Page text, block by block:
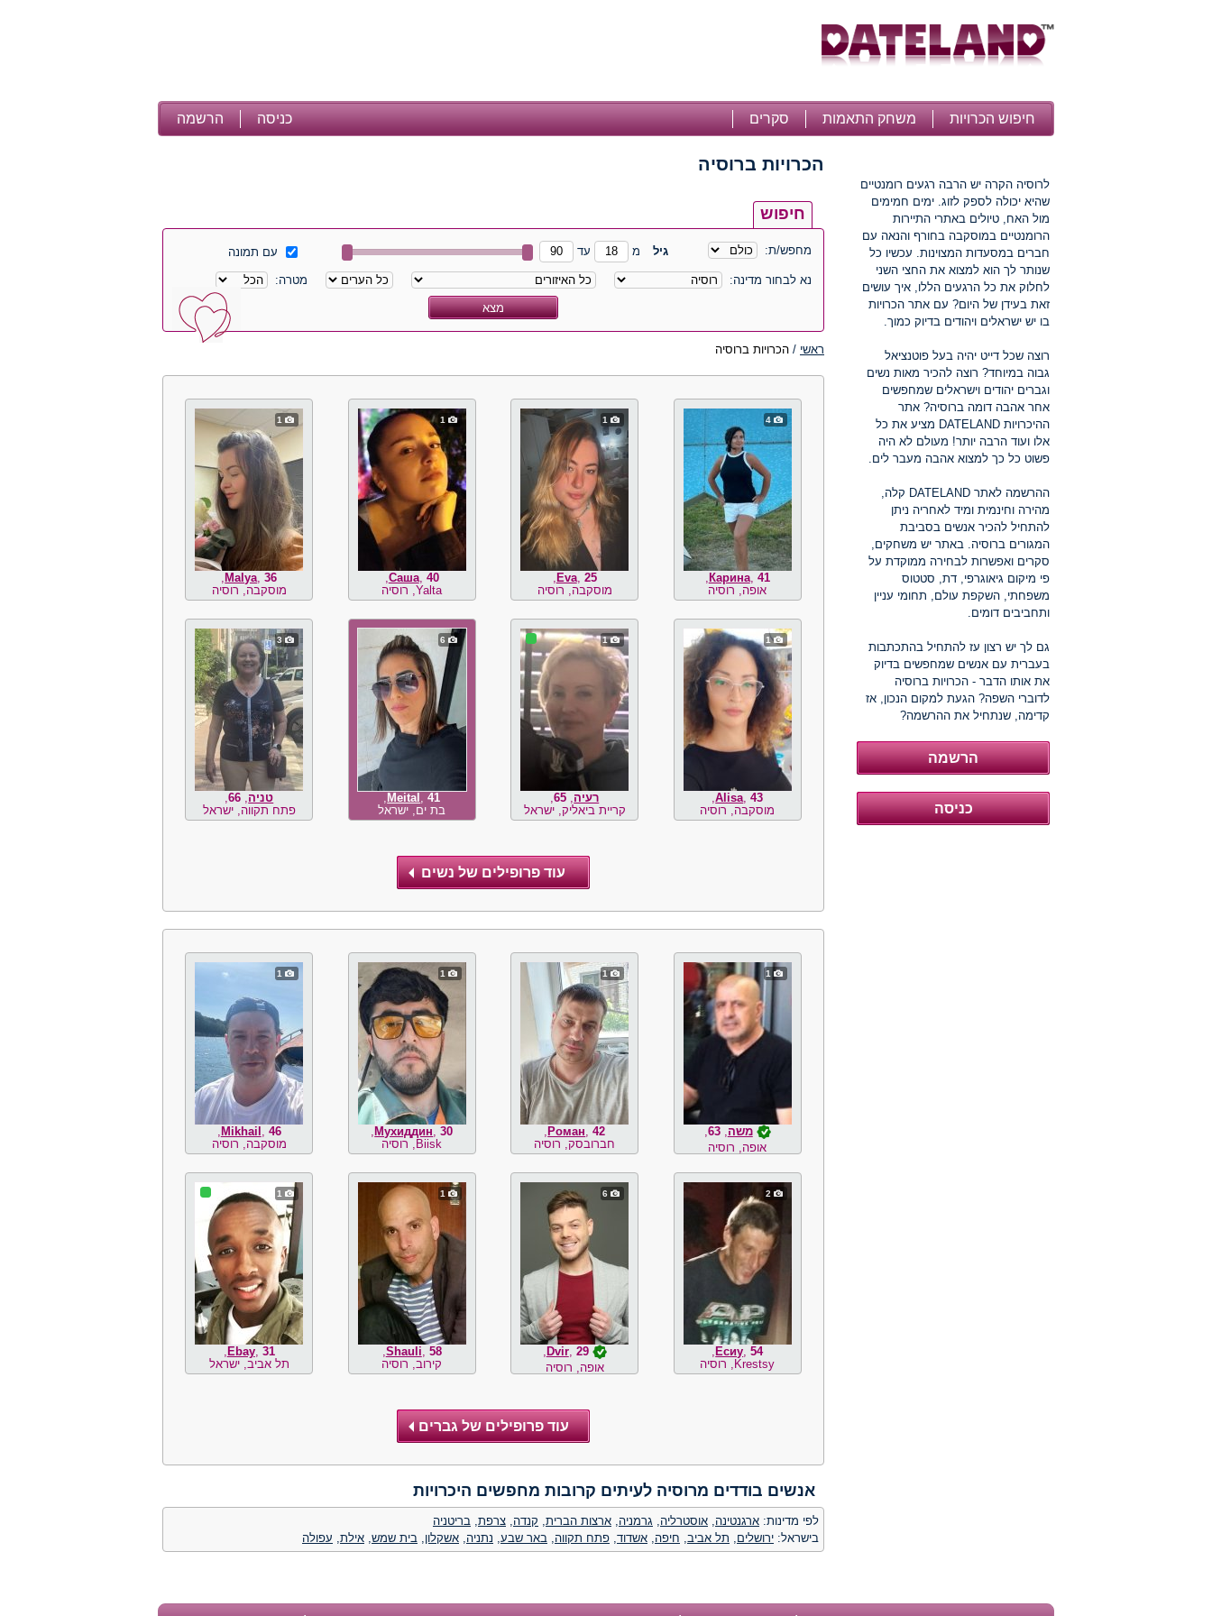
חיפוש הכרויות משחק התאמות סקרים הרשמה כניסה
לרוסיה הקרה יש הרבה רגעים רומנטיים
שהיא יכולה לספק לזוג. ימים חמימים
מול האח, טיולים באתרי התיירות
הרומנטיים במוסקבה בחורף והנאה עם
חברים במסעדות המצוינות. עכשיו כל
שנותר לך הוא למצוא את החצי השני
לחלוק את כל הרגעים הללו, איך עושים
זאת בעידן של היום? עם אתר הכרויות
בו יש ישראלים ויהודים בדיוק כמוך.
רוצה שכל דייט יהיה בעל פוטנציאל
גבוה במיוחד? רוצה להכיר מאות נשים
וגברים יהודים וישראלים שמחפשים
אחר אהבה דומה ברוסיה? אתר
ההיכרויות DATELAND מציע את כל
אלו ועוד הרבה יותר! מעולם לא היה
פשוט כל כך למצוא אהבה מעבר לים.
ההרשמה לאתר DATELAND קלה,
מהירה וחינמית ומיד לאחריה ניתן
להתחיל להכיר אנשים בסביבת
המגורים ברוסיה. באתר יש משחקים,
סקרים ואפשרות לבחירה ממוקדת על
פי מיקום גיאוגרפי, דת, סטטוס
משפחתי, השקפת עולם, תחומי עניין
ותחביבים דומים.
גם לך יש רצון עז להתחיל בהתכתבות
בעברית עם אנשים שמחפשים בדיוק
את אותו הדבר - הכרויות ברוסיה
לדוברי השפה? הגעת למקום הנכון, אז
קדימה, שנתחיל את ההרשמה?
הכרויות ברוסיה
חיפוש
מחפש/ת: גיל מ עד עם תמונה
נא לבחור מדינה: מטרה:
ראשי / הכרויות ברוסיה
4
Карина, 41
,
אופה, רוסיה
1
Eva, 25
,
מוסקבה, רוסיה
1
Саша, 40
,
Yalta, רוסיה
1
Malya,36
,
מוסקבה, רוסיה
1
Alisa,43
,
מוסקבה, רוסיה
1
רעיה,
65
,
קריית ביאליק, ישראל
6
Meital ,41
,
בת ים, ישראל
3
טניה,
66
,
פתח תקווה, ישראל
1
משה,
63
,
אופה, רוסיה
1
Роман,42
,
חברובסק, רוסיה
1
Мухиддин,30
,
Biisk, רוסיה
1
Mikhail , 46
,
מוסקבה, רוסיה
2
Есиy,54
,
Krestsy, רוסיה
6
Dvir, 29
,
אופה, רוסיה
1
Shauli, 58
,
קירוב, רוסיה
1
Ebay, 31
,
תל אביב, ישראל
אנשים בודדים מרוסיה לעיתים קרובות מחפשים היכרויות
לפי מדינות: ארגנטינה, אוסטרליה, גרמניה, ארצות הברית, קנדה, צרפת, בריטניה
בישראל: ירושלים, תל אביב, חיפה, אשדוד, פתח תקווה, באר שבע, נתניה, אשקלון, בית שמש, אילת, עפולה